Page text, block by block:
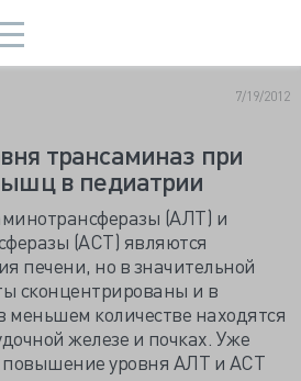
7/19/2012
трансаминаз при
в педиатрии
(АЛТ) и
(АСТ) являются
печени, но в значительной
сконцентрированы и в
количестве находятся
железе и почках. Уже
повышение уровня АЛТ и АСТ